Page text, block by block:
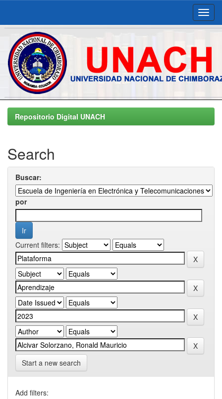
Skip
navigationRepositorio Digital UNACH
Search
Buscar:
por
Current filters:
Start a new search
Add filters: